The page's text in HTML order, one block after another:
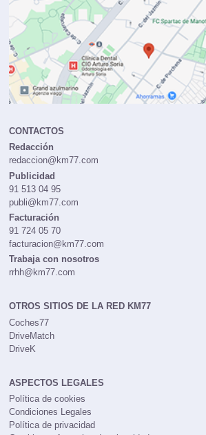
CONTACTOS
Redacción
redaccion@km77.com
Publicidad
91 513 04 95
publi@km77.com
Facturación
91 724 05 70
facturacion@km77.com
Trabaja con nosotros
rrhh@km77.com
OTROS SITIOS DE LA RED KM77
Coches77
DriveMatch
DriveK
ASPECTOS LEGALES
Política de cookies
Condiciones Legales
Política de privacidad